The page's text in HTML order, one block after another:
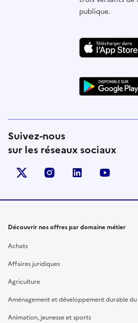
publique.
Suivez-nous
sur les réseaux sociaux
X (anciennement Twitter)
instagramlinkedin
Découvrir nos offres par domaine métier
Achats
Affaires juridiques
Agriculture
Aménagement et développement durable
Animation, jeunesse et sports